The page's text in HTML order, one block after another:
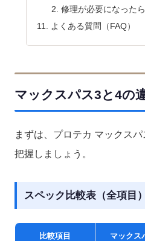
修理が必要になったら
よくある質問（FAQ）
マックスパス3と4の
まずは、プロテカ マックス
把握しましょう。
スペック比較表（全項目）
比較項目 マックス